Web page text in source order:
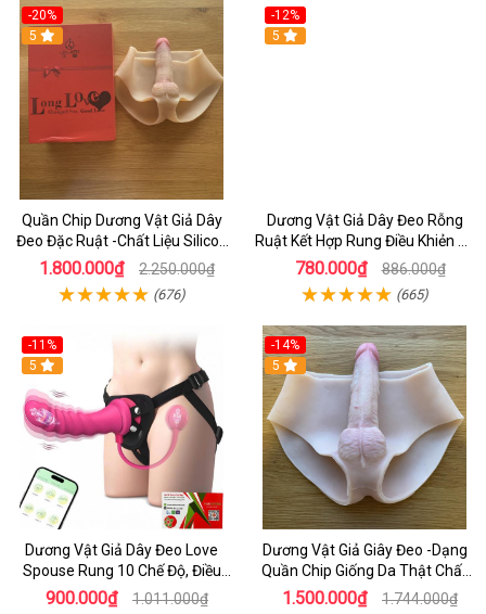
-20%
5
Quần Chip Dương Vật Giả Dây
Đeo Đặc Ruật -Chất Liệu Silicon
cao Cấp Giống Da Thật
1.800.000₫ 2.250.000₫
(676)
-12%
5
Dương Vật Giả Dây Đeo Rỗng
Ruật Kết Hợp Rung Điều Khiẻn 10
Chế Độ Rung Dùng Cho Nữ
780.000₫ 886.000₫
(665)
-11%
5
Dương Vật Giả Dây Đeo Love
Spouse Rung 10 Chế Độ, Điều
Khiển App Cho Les
900.000₫ 1.011.000₫
-14%
5
Dương Vật Giả Giây Đeo -Dạng
Quần Chip Giống Da Thật Chất
Liệu Silicon Siêu Mềm
1.500.000₫ 1.744.000₫